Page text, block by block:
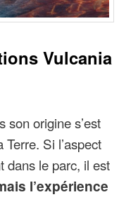
Vulcania
son origine s’est
Si l’aspect
dans le parc, il est
l’expérience